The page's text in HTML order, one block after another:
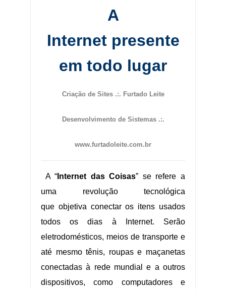
A
Internet presente
em todo lugar
Criação de Sites .:. Furtado Leite
Desenvolvimento de Sistemas .:.
www.furtadoleite.com.br
A “ Internet das Coisas” se refere a
uma revolução tecnológica
que objetiva conectar os itens usados
todos os dias à Internet. Serão
eletrodomésticos, meios de transporte e
até mesmo tênis, roupas e maçanetas
conectadas à rede mundial e a outros
dispositivos, como computadores e